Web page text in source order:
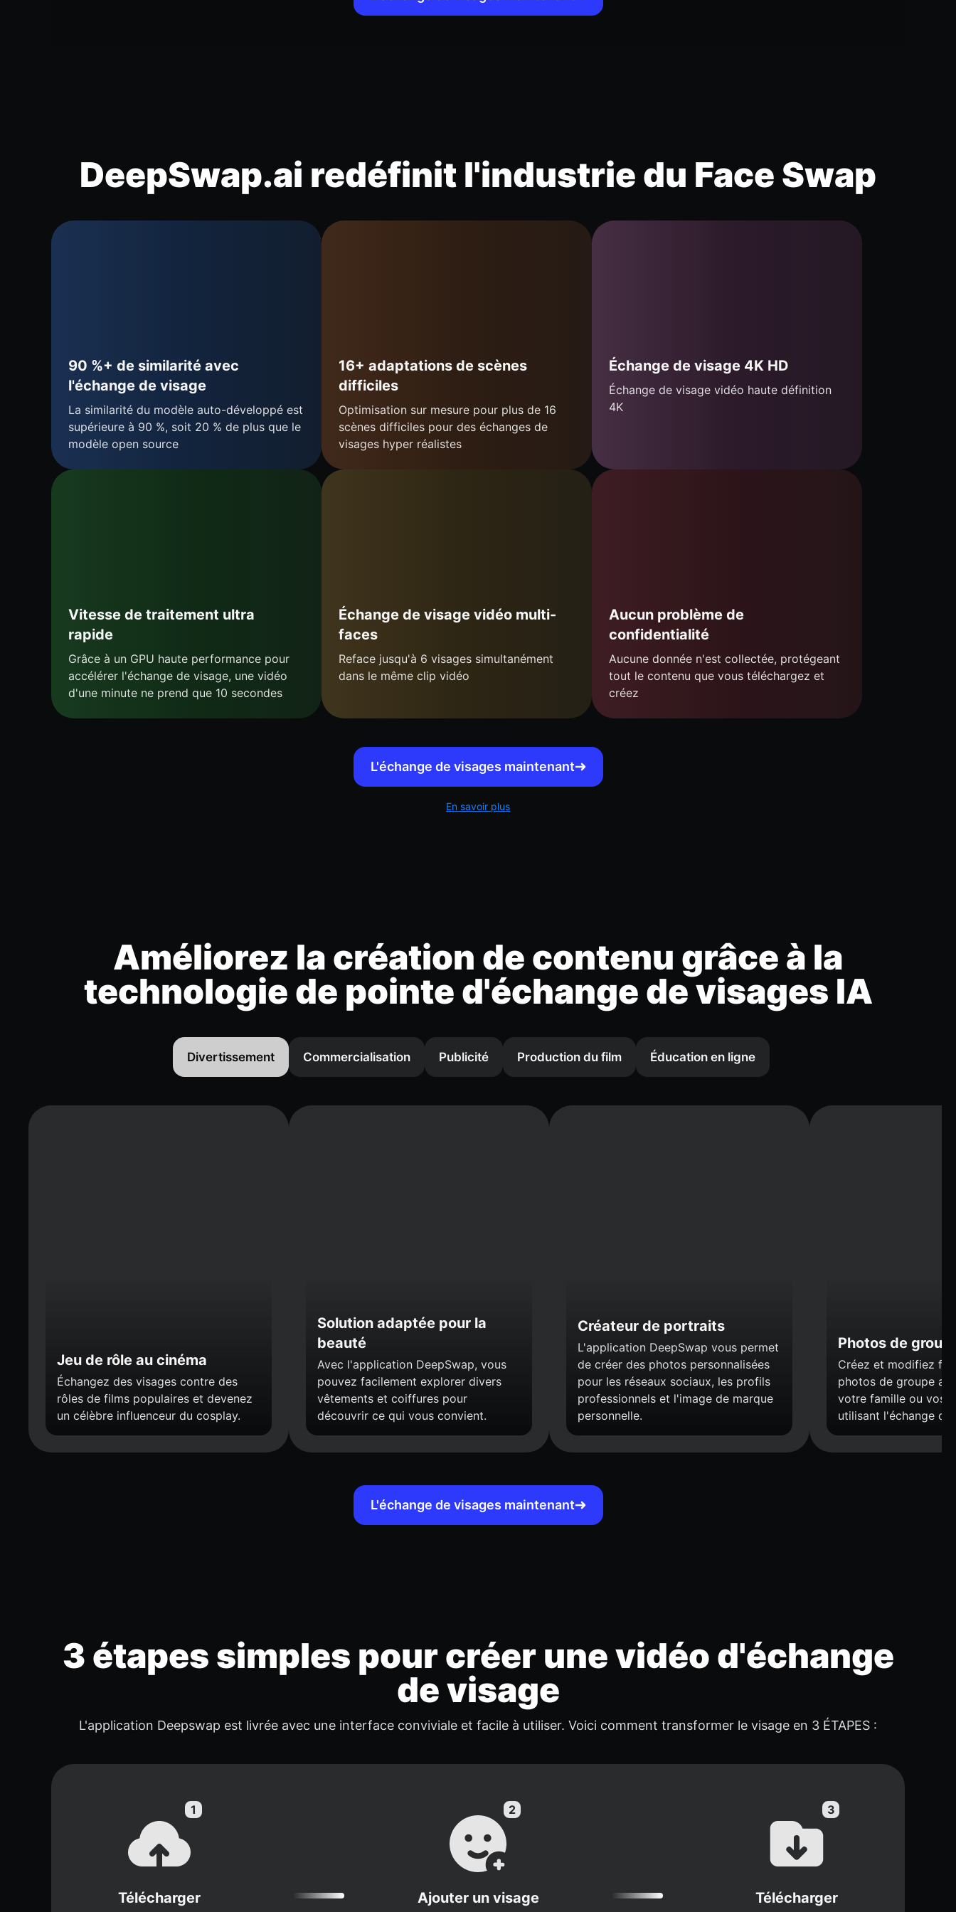
DeepSwap.ai redéfinit l'industrie du Face Swap
90 %+ de similarité avec
l'échange de visage
La similarité du modèle auto-développé est
supérieure à 90 %, soit 20 % de plus que le
modèle open source
16+ adaptations de scènes
difficiles
Optimisation sur mesure pour plus de 16
scènes difficiles pour des échanges de
visages hyper réalistes
Échange de visage 4K HD
Échange de visage vidéo haute définition
4K
Vitesse de traitement ultra
rapide
Grâce à un GPU haute performance pour
accélérer l'échange de visage, une vidéo
d'une minute ne prend que 10 secondes
Échange de visage vidéo multi-
faces
Reface jusqu'à 6 visages simultanément
dans le même clip vidéo
Aucun problème de
confidentialité
Aucune donnée n'est collectée, protégeant
tout le contenu que vous téléchargez et
créez
L'échange de visages maintenant
En savoir plus
Améliorez la création de contenu grâce à la
technologie de pointe d'échange de visages IA
Divertissement Commercialisation Publicité Production du film Éducation en ligne
Jeu de rôle au cinéma
Échangez des visages contre des
rôles de films populaires et devenez
un célèbre influenceur du cosplay.
Solution adaptée pour la
beauté
Avec l'application DeepSwap, vous
pouvez facilement explorer divers
vêtements et coiffures pour
découvrir ce qui vous convient.
Créateur de portraits
L'application DeepSwap vous permet
de créer des photos personnalisées
pour les réseaux sociaux, les profils
professionnels et l'image de marque
personnelle.
Photos de
Créez et modifiez
photos de groupe
votre famille ou vos
utilisant l'échange de
L'échange de visages maintenant
3 étapes simples pour créer une vidéo d'échange
de visage
L'application Deepswap est livrée avec une interface conviviale et facile à utiliser. Voici comment transformer le visage en 3 ÉTAPES :
Télécharger Ajouter un visage Télécharger